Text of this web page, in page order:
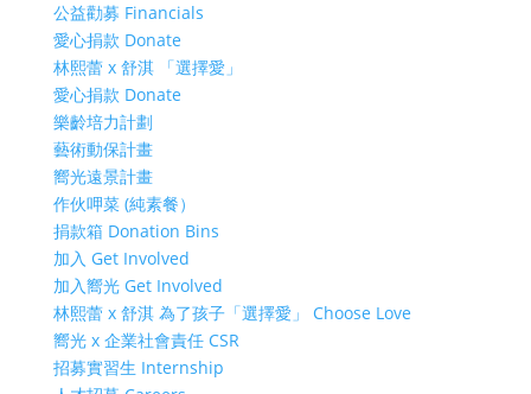
公益勸募 Financials
愛心捐款 Donate
林熙蕾 x 舒淇 「選擇愛」
愛心捐款 Donate
樂齡培力計劃
藝術動保計畫
嚮光遠景計畫
作伙呷菜 (純素餐）
捐款箱 Donation Bins
加入 Get Involved
加入嚮光 Get Involved
林熙蕾 x 舒淇 為了孩子「選擇愛」 Choose Love
嚮光 x 企業社會責任 CSR
招募實習生 Internship